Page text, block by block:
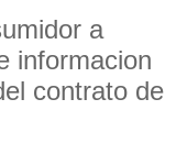
a
informacion
contrato de